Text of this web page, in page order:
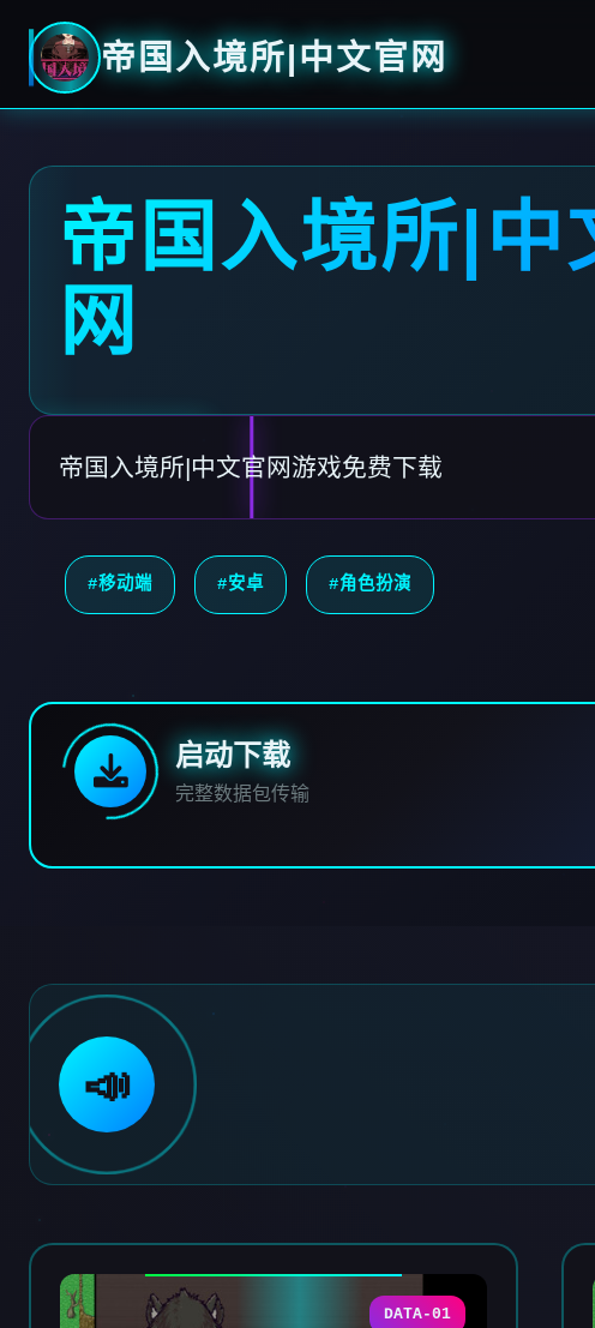
帝国入境所|中文官网
帝国入境所|中
网
帝国入境所|中文官网游戏免费下载
#移动端 #安卓 #角色扮演
启动下载
完整数据包传输
📣
DATA-01